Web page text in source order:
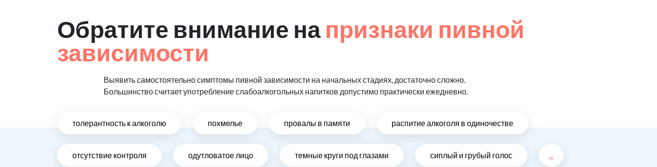
Обратите внимание на признаки пивной
зависимости
Выявить самостоятельно симптомы пивной зависимости на начальных стадиях, достаточно сложно.
Большинство считает употребление слабоалкогольных напитков допустимо практически ежедневно.
толерантность к алкоголю похмелье провалы в памяти распитие алкоголя в одиночестве
отсутствие контроля одутловатое лицо темные круги под глазами сиплый и грубый голос ...